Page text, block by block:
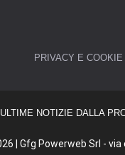
PRIVACY E COOKIE
NOTIZIE DALLA
| Gfg Powerweb Srl -